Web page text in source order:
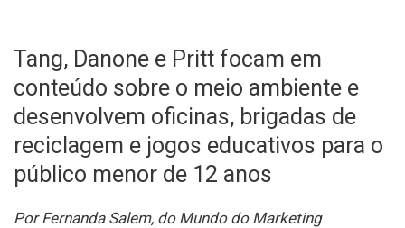
Tang, Danone e Pritt focam em
conteúdo sobre o meio ambiente e
desenvolvem oficinas, brigadas de
reciclagem e jogos educativos para o
público menor de 12 anos
Por Fernanda Salem, do Mundo do Marketing